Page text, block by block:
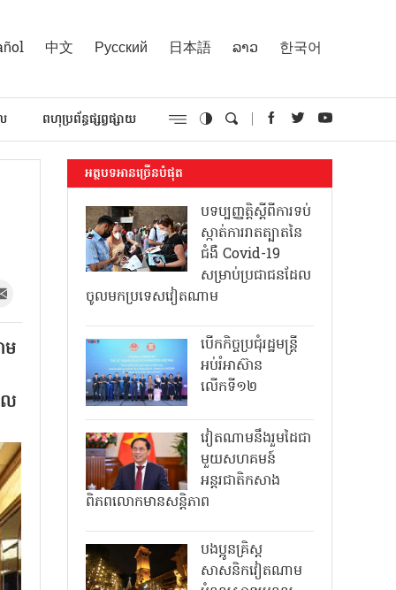
中文 Русский 日本語 ລາວ 한국어
ពហុប្រព័ន្ធផ្សព្វផ្សាយ
ម
ល
អត្ថបទអានច្រើនបំផុត
បទប្បញ្ញត្តិស្តីពីការទប់
ស្កាត់ការរាតត្បាតនៃ
ជំងឺ Covid-19
សម្រាប់ប្រជាជនដែល
ចូលមកប្រទេសវៀតណាម
បើកកិច្ចប្រជុំរដ្ឋមន្ត្រី
អប់រំអាស៊ាន
លើកទី១២
វៀតណាមនឹងរួមដៃជា
មួយសហគមន៍
អន្តរជាតិកសាង
ពិភពលោកមានសន្តិភាព
បងប្អូនគ្រិស្ត
សាសនិកវៀតណាម